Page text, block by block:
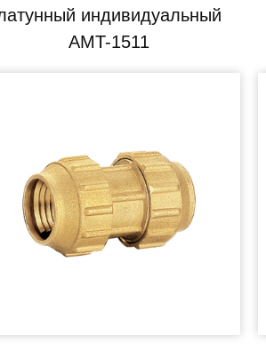
индивидуальный
AMT-1511